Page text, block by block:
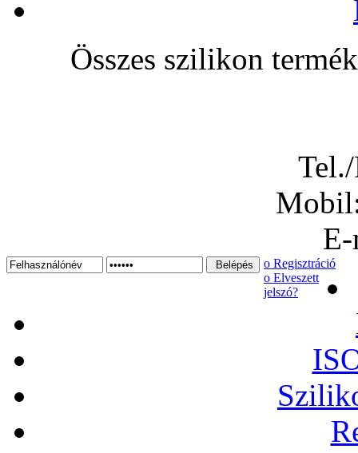
Összes szilikon
ο Regisztráció
ο Elveszett
jelszó?